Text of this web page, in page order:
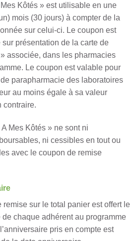
Kôtés » est utilisable en une
mois (30 jours) à compter de la
sur celui-ci. Le coupon est
présentation de la carte de
associée, dans les pharmacies
Le coupon est valable pour
parapharmacie des laboratoires
au moins égale à sa valeur
contraire.
Mes Kôtés » ne sont ni
ni cessibles en tout ou
avec le coupon de remise
remise sur le total panier est offert le
de chaque adhérent au programme
pris en compte est